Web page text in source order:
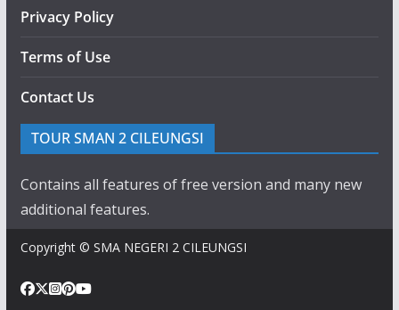
Privacy Policy
Terms of Use
Contact Us
TOUR SMAN 2 CILEUNGSI
Contains all features of free version and many new
additional features.
Copyright © SMA NEGERI 2 CILEUNGSI